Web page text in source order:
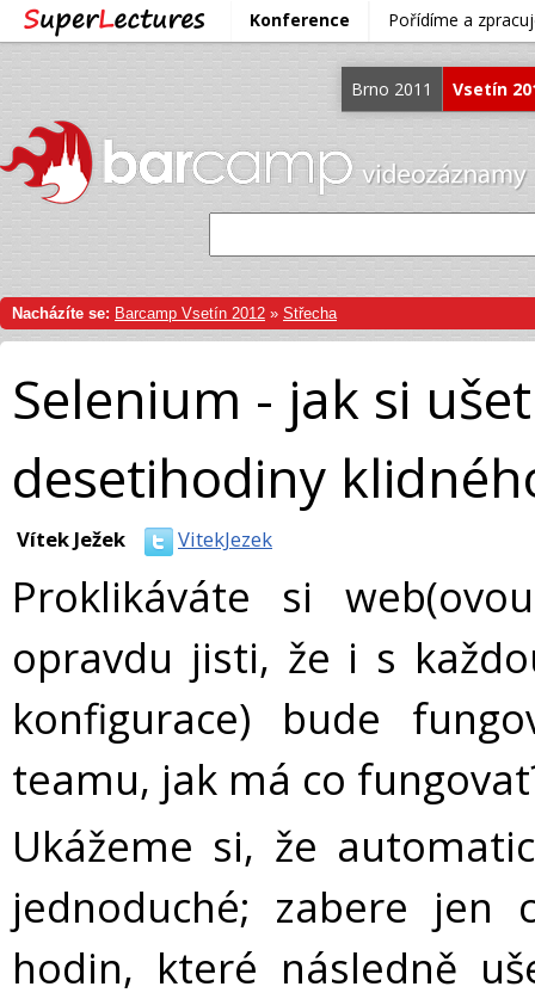
Konference Pořídíme a
Brno 2011 Vsetín
Nacházíte se: Barcamp Vsetín 2012 » Střecha
Selenium - jak si
desetihodiny
Vítek Ježek VitekJezek
Proklikáváte si
opravdu jisti, že i s
konfigurace) bude
teamu, jak má co
Ukážeme si, že
jednoduché; zabere jen
hodin, které následně